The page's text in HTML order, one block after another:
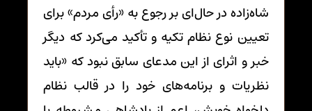
شاه‌زاده در حال‌ای بر رجوع به «رأی مردم» برای
تعیین نوع نظام تکیه و تأکید می‌کرد که دیگر
خبر و اثرای از این مدعای سابق نبود که «باید
نظریات و برنامه‌های خود را در قالب نظام